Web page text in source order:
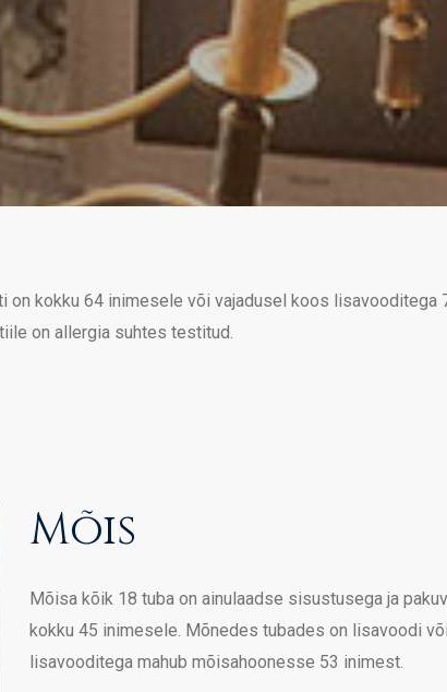
kokku 64 inimesele või vajadusel koos lisavooditega
on allergia suhtes testitud.
Mõis
Mõisa kõik 18 tuba on ainulaadse sisustusega ja
kokku 45 inimesele. Mõnedes tubades on lisavoodi
lisavooditega mahub mõisahoonesse 53 inimest.